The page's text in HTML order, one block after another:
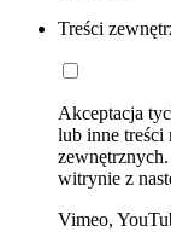
Treści
Akceptacja
lub inne treści
witrynie z
Vimeo,